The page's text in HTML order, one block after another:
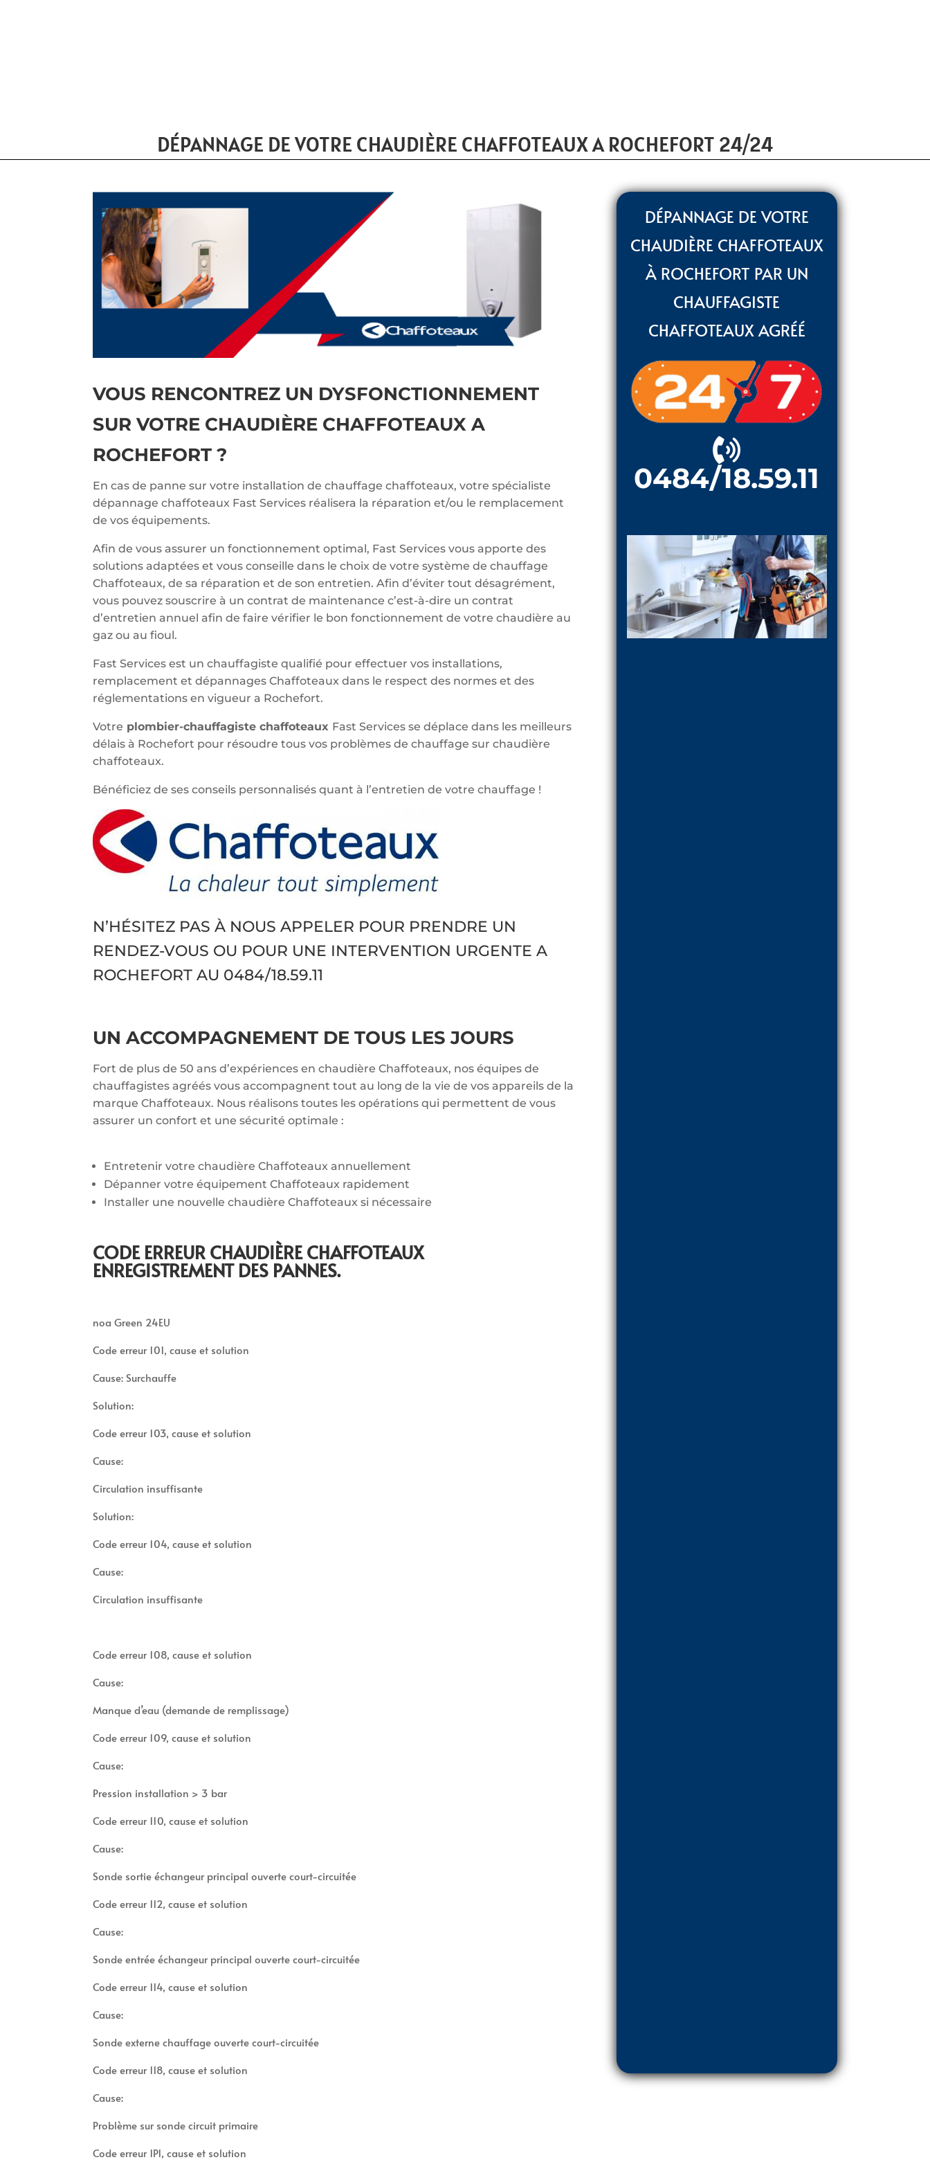
DÉPANNAGE DE VOTRE CHAUDIÈRE CHAFFOTEAUX A ROCHEFORT 24/24
VOUS RENCONTREZ UN DYSFONCTIONNEMENT
SUR VOTRE CHAUDIÈRE CHAFFOTEAUX A
ROCHEFORT ?
En cas de panne sur votre installation de chauffage chaffoteaux, votre spécialiste
dépannage chaffoteaux Fast Services réalisera la réparation et/ou le remplacement
de vos équipements.
Afin de vous assurer un fonctionnement optimal, Fast Services vous apporte des
solutions adaptées et vous conseille dans le choix de votre système de chauffage
Chaffoteaux, de sa réparation et de son entretien. Afin d’éviter tout désagrément,
vous pouvez souscrire à un contrat de maintenance c’est-à-dire un contrat
d’entretien annuel afin de faire vérifier le bon fonctionnement de votre chaudière au
gaz ou au fioul.
Fast Services est un chauffagiste qualifié pour effectuer vos installations,
remplacement et dépannages Chaffoteaux dans le respect des normes et des
réglementations en vigueur a Rochefort.
Votre plombier-chauffagiste chaffoteaux Fast Services se déplace dans les meilleurs
délais à Rochefort pour résoudre tous vos problèmes de chauffage sur chaudière
chaffoteaux.
Bénéficiez de ses conseils personnalisés quant à l’entretien de votre chauffage !
N’HÉSITEZ PAS À NOUS APPELER POUR PRENDRE UN
RENDEZ-VOUS OU POUR UNE INTERVENTION URGENTE A
ROCHEFORT AU 0484/18.59.11
UN ACCOMPAGNEMENT DE TOUS LES JOURS
Fort de plus de 50 ans d’expériences en chaudière Chaffoteaux, nos équipes de
chauffagistes agréés vous accompagnent tout au long de la vie de vos appareils de la
marque Chaffoteaux. Nous réalisons toutes les opérations qui permettent de vous
assurer un confort et une sécurité optimale :
Entretenir votre chaudière Chaffoteaux annuellement
Dépanner votre équipement Chaffoteaux rapidement
Installer une nouvelle chaudière Chaffoteaux si nécessaire
CODE ERREUR CHAUDIÈRE CHAFFOTEAUX
ENREGISTREMENT DES PANNES.
noa Green 24EU
Code erreur 101, cause et solution
Cause: Surchauffe
Solution:
Code erreur 103, cause et solution
Cause:
Circulation insuffisante
Solution:
Code erreur 104, cause et solution
Cause:
Circulation insuffisante
Code erreur 108, cause et solution
Cause:
Manque d’eau (demande de remplissage)
Code erreur 109, cause et solution
Cause:
Pression installation > 3 bar
Code erreur 110, cause et solution
Cause:
Sonde sortie échangeur principal ouverte court-circuitée
Code erreur 112, cause et solution
Cause:
Sonde entrée échangeur principal ouverte court-circuitée
Code erreur 114, cause et solution
Cause:
Sonde externe chauffage ouverte court-circuitée
Code erreur 118, cause et solution
Cause:
Problème sur sonde circuit primaire
Code erreur 1P1, cause et solution
DÉPANNAGE DE VOTRE
CHAUDIÈRE CHAFFOTEAUX
À ROCHEFORT PAR UN
CHAUFFAGISTE
CHAFFOTEAUX AGRÉÉ
0484/18.59.11